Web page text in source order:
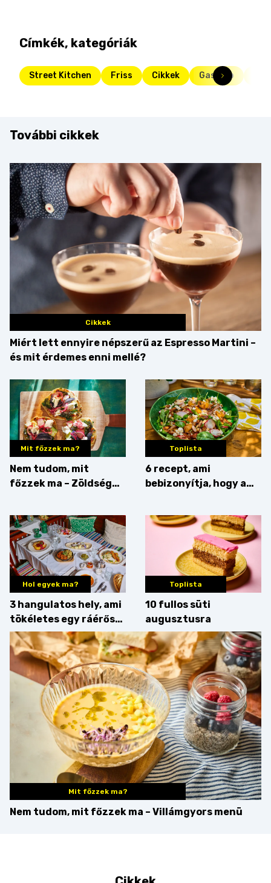
Címkék, kategóriák
Street Kitchen Friss Cikkek Gasztro
További cikkek
Cikkek
Miért lett ennyire népszerű az Espresso Martini –
és mit érdemes enni mellé?
Mit főzzek ma?
Nem tudom, mit
főzzek ma – Zöldség
Toplista
6 recept, ami
bebizonyítja, hogy a
zseniális
Hol egyek ma?
3 hangulatos hely, ami
tökéletes egy ráérős
hétvégi ebédhez
Toplista
10 fullos süti
augusztusra
Mit főzzek ma?
Nem tudom, mit főzzek ma – Villámgyors menü